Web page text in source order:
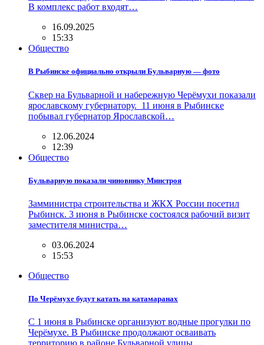
В комплекс работ входят…
16.09.2025
15:33
Общество
В Рыбинске официально открыли Бульварную — фото
Сквер на Бульварной и набережную Черёмухи показали
ярославскому губернатору. 11 июня в Рыбинске
побывал губернатор Ярославской…
12.06.2024
12:39
Общество
Бульварную показали чиновнику Минстроя
Замминистра строительства и ЖКХ России посетил
Рыбинск. 3 июня в Рыбинске состоялся рабочий визит
заместителя министра…
03.06.2024
15:53
Общество
По Черёмухе будут катать на катамаранах
С 1 июня в Рыбинске организуют водные прогулки по
Черёмухе. В Рыбинске продолжают осваивать